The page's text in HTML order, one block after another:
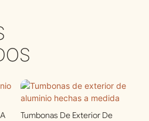
Tumbonas De Exterior De